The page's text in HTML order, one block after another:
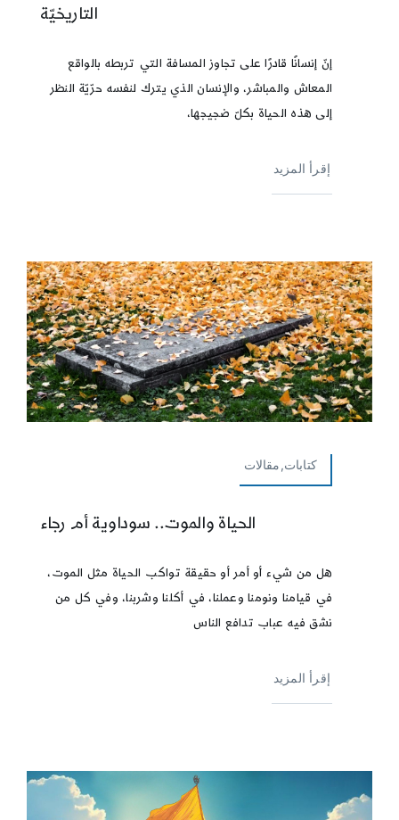
التاريخيّة
إنّ إنسانًا قادرًا على تجاوز المسافة التي تربطه بالواقع
المعاش والمباشر، والإنسان الذي يترك لنفسه حرّيّة النظر
إلى هذه الحياة بكلّ ضجيجها،
إقرأ المزيد
كتابات,مقالات
الحياة والموت.. سوداوية أم رجاء
هل من شيء أو أمر أو حقيقة تواكب الحياة مثل الموت،
في قيامنا ونومنا وعملنا، في أكلنا وشربنا، وفي كل من
نشق فيه عباب تدافع الناس
إقرأ المزيد